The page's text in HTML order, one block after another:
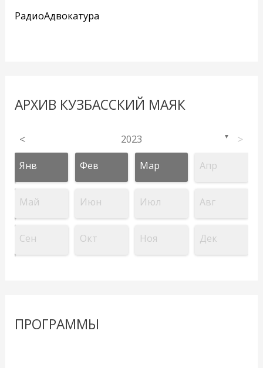
РадиоАдвокатура
АРХИВ КУЗБАССКИЙ МАЯК
< 2023 ▼ >
Янв Фев Мар Апр
Май Июн Июл Авг
Сен Окт Ноя Дек
ПРОГРАММЫ